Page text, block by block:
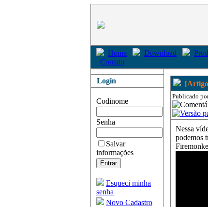
Home Download
Contato
Login
Codinome
Senha
Salvar
informações
Esqueci minha
senha
Novo Cadastro
Publicado
Nessa
podemos